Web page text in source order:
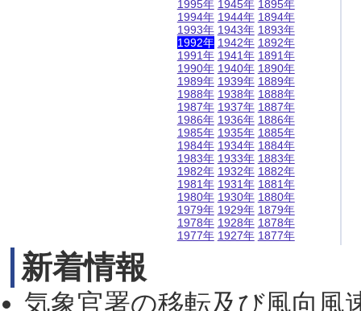
1995年
1994年
1993年
1992年
1991年
1990年
1989年
1988年
1987年
1986年
1985年
1984年
1983年
1982年
1981年
1980年
1979年
1978年
1977年
1945年
1944年
1943年
1942年
1941年
1940年
1939年
1938年
1937年
1936年
1935年
1934年
1933年
1932年
1931年
1930年
1929年
1928年
1927年
1895年
1894年
1893年
1892年
1891年
1890年
1889年
1888年
1887年
1886年
1885年
1884年
1883年
1882年
1881年
1880年
1879年
1878年
1877年
新着情報
気象官署の移転及び風向風